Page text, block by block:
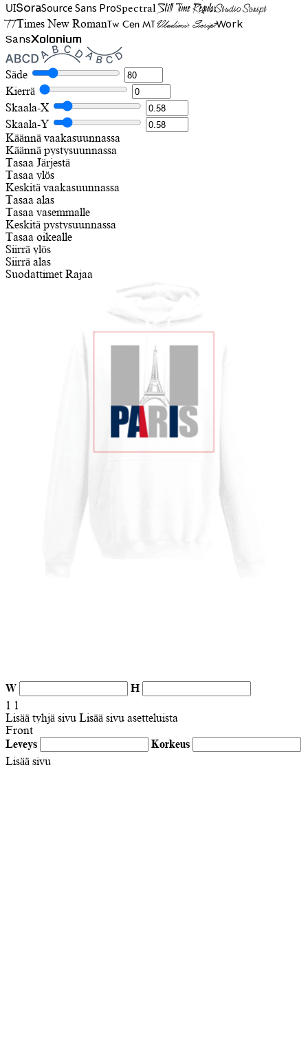
UISoraSource Sans ProSpectralStill Time RegularStudio Script
TTTimes New RomanTw Cen MTVladimir ScriptWork
SansXolonium
Säde
Kierrä
Skaala-X
Skaala-Y
Käännä vaakasuunnassa
Käännä pystysuunnassa
Tasaa Järjestä
Tasaa ylös
Keskitä vaakasuunnassa
Tasaa alas
Tasaa vasemmalle
Keskitä pystysuunnassa
Tasaa oikealle
Siirrä ylös
Siirrä alas
Suodattimet Rajaa
W
H
1 1
Lisää tyhjä sivu Lisää sivu asetteluista
Front
Leveys
Korkeus
Lisää sivu